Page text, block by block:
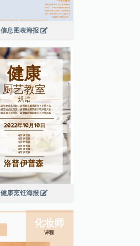
信息图表海报
健康烹饪海报